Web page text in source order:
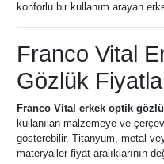
konforlu bir kullanım arayan
Franco Vital
Gözlük
Franco Vital erkek optik
kullanılan malzemeye ve
gösterebilir. Titanyum, metal
materyaller fiyat aralıklarının